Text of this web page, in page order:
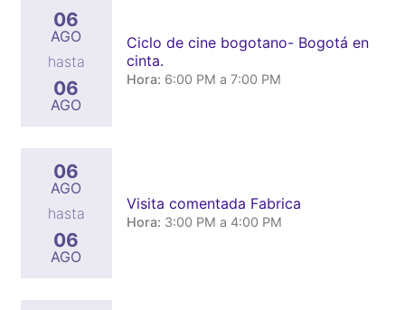
06
AGO
hasta
06
AGO
Ciclo de cine bogotano- Bogotá en
cinta.
Hora: 6:00 PM a 7:00 PM
06
AGO
hasta
06
AGO
Visita comentada Fabrica
Hora: 3:00 PM a 4:00 PM